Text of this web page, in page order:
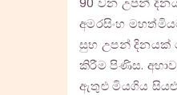
අමරසිංහ
සුභ උපන් දිනයක්
කිරීම පිණිස.
ඇතුළු මියගිය